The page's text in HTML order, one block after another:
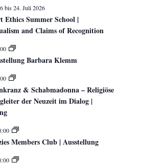
bis24. Juli 2026
Summer School |
and Claims of Recognition
Barbara Klemm
& Schabmadonna – Religiöse
der Neuzeit im Dialog |
Members Club | Ausstellung